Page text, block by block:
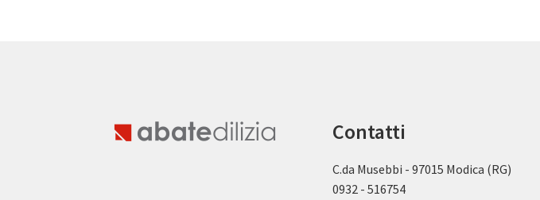
Contatti
C.da Musebbi - 97015 Modica (RG)
0932 - 516754